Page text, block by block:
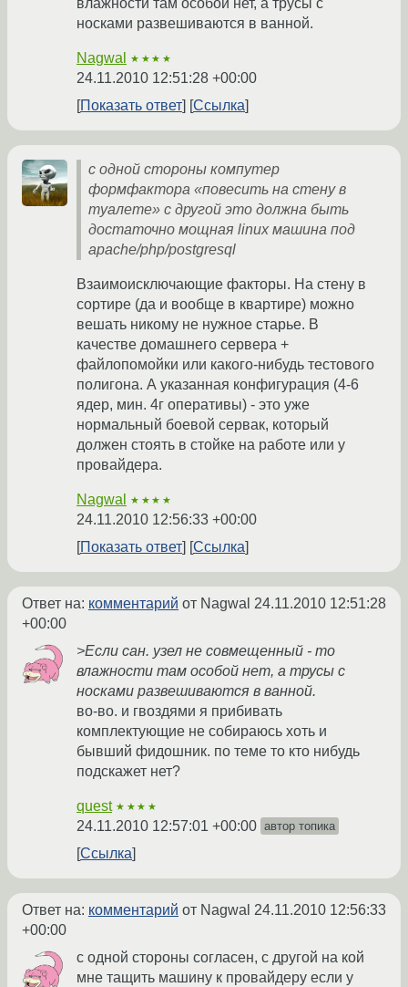
влажности там особой нет, а трусы с
носками развешиваются в ванной.
Nagwal ★★★★
24.11.2010 12:51:28 +00:00
Показать ответ
Ссылка
с одной стороны компутер
формфактора «повесить на стену в
туалете» с другой это должна быть
достаточно мощная linux машина под
apache/php/postgresql
Взаимоисключающие факторы. На стену в
сортире (да и вообще в квартире) можно
вешать никому не нужное старье. В
качестве домашнего сервера +
файлопомойки или какого-нибудь тестового
полигона. А указанная конфигурация (4-6
ядер, мин. 4г оперативы) - это уже
нормальный боевой сервак, который
должен стоять в стойке на работе или у
провайдера.
Nagwal ★★★★
24.11.2010 12:56:33 +00:00
Показать ответ
Ссылка
Ответ на: комментарий от Nagwal 24.11.2010 12:51:28
+00:00
>Если сан. узел не совмещенный - то
влажности там особой нет, а трусы с
носками развешиваются в ванной.
во-во. и гвоздями я прибивать
комплектующие не собираюсь хоть и
бывший фидошник. по теме то кто нибудь
подскажет нет?
quest ★★★★
24.11.2010 12:57:01 +00:00 автор топика
Ссылка
Ответ на: комментарий от Nagwal 24.11.2010 12:56:33
+00:00
с одной стороны согласен, с другой на кой
мне тащить машину к провайдеру если у